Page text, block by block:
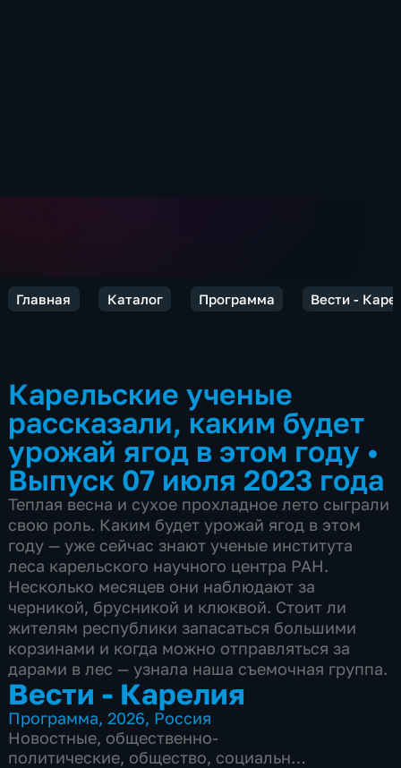
Главная Каталог Программа Вести -
Карельские ученые
рассказали, каким будет
урожай ягод в этом году •
Выпуск 07 июля 2023 года
Теплая весна и сухое прохладное лето сыграли
свою роль. Каким будет урожай ягод в этом
году — уже сейчас знают ученые института
леса карельского научного центра РАН.
Несколько месяцев они наблюдают за
черникой, брусникой и клюквой. Стоит ли
жителям республики запасаться большими
корзинами и когда можно отправляться за
дарами в лес — узнала наша съемочная группа.
Вести - Карелия
Программа,2026, Россия
Новостные, общественно-
политические, общество, социально-